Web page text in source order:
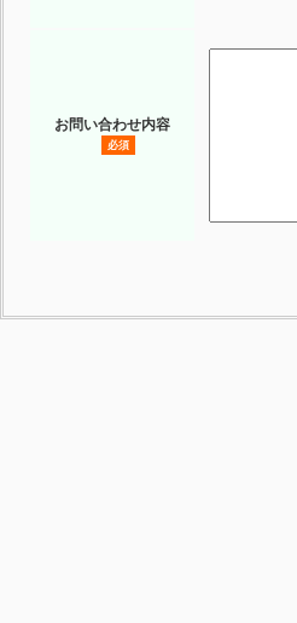
お問い合わせ内容
必須